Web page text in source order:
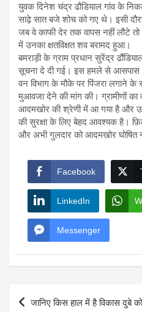
युवक दिनेश चंद्र ढौडियाल गांव के
साढ़े सात बजे शोच को गए थे। इसी
जब वे काफी देर तक वापस नहीं लौटे
में उनका क्षतविक्षत शव बरामद हुआ।
बमराड़ी के ग्राम प्रधान सुरेंद्र
सूचना दे दी गई। इस हमले से आसपास
वन विभाग के मौके पर पिंजरा लगाने के
मुआवजा देने की मांग की। ग्रामीणों
आदमखोर की श्रेणी में आ गया है और
की सुरक्षा के लिए बेहद आवश्यक है।
और अभी गुलदार को आदमखोर घोषित
Facebook
LinkedIn
Messenger
Post
जानिए किस हाल में है विकास दुबे